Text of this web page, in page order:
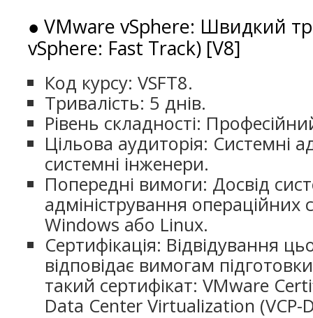
● VMware vSphere: Швидкий
vSphere: Fast Track) [V8]
Код курсу: VSFT8.
Тривалість: 5 днів.
Рівень складності:
Цільова аудиторія: Системні
системні інженери.
Попередні вимоги: Досвід
адміністрування
Windows або Linux.
Сертифікація: Відвідування
відповідає вимогам
такий сертифікат: VMware
Data Center Virtualization (VCP-